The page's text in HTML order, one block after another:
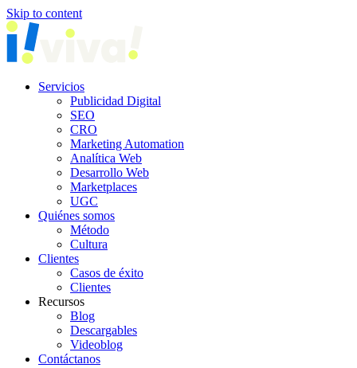
Skip to content
Servicios
Publicidad Digital
SEO
CRO
Marketing Automation
Analítica Web
Desarrollo Web
Marketplaces
UGC
Quiénes somos
Método
Cultura
Clientes
Casos de éxito
Clientes
Recursos
Blog
Descargables
Videoblog
Contáctanos